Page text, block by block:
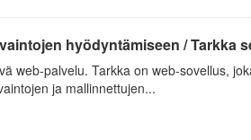
hyödyntämiseen / Tarkka
web-palvelu. Tarkka on web-sovellus,
ja mallinnettujen...